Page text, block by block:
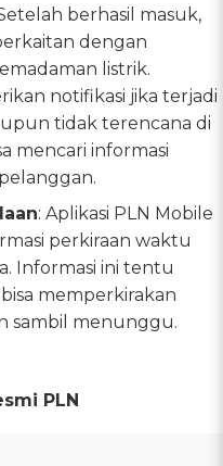
berhasil masuk,
dengan
listrik.
notifikasi jika terjadi
tidak terencana di
mencari informasi
: Aplikasi PLN Mobile
perkiraan waktu
Informasi ini tentu
memperkirakan
sambil menunggu.
PLN